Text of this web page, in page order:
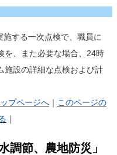
する一次点検で、職員に
を、また必要な場合、24時
施設の詳細な点検および計
プページへ｜ このページの
｜
調節、農地防災」